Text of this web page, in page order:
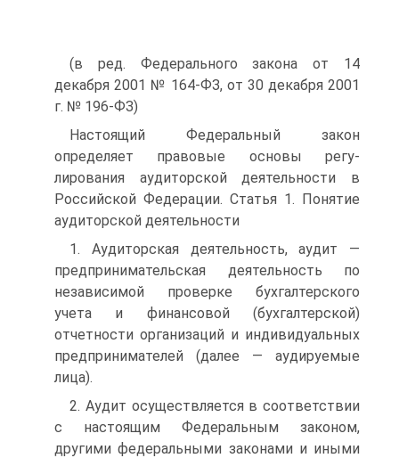
(в ред. Федерального закона от 14
декабря 2001 № 164-ФЗ, от 30 декабря 2001
г. № 196-ФЗ)
Настоящий Федеральный закон
определяет правовые основы регу­
лирования аудиторской деятельности в
Российской Федерации. Статья 1. Понятие
аудиторской деятельности
1. Аудиторская деятельность, аудит —
предпринимательская деятель­ность по
независимой проверке бухгалтерского
учета и финансовой (бухгалтерской)
отчетности организаций и индивидуальных
предприни­мателей (далее — аудируемые
лица).
2. Аудит осуществляется в соответствии
с настоящим Федеральным законом,
другими федеральными законами и иными